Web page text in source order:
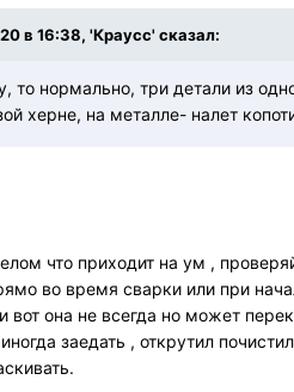
в 16:38, 'Краусс' сказал:
то нормально, три детали из
херне, на металле- налет
что приходит на ум ,
во время сварки или при
вот она не всегда но может
заедать , открутил